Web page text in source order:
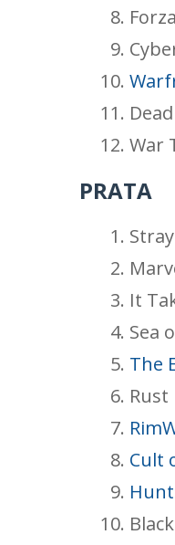
War
PRATA
Stray
It
Sea
The
Rust
Cult